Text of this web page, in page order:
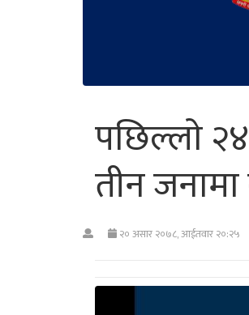
पछिल्लाे
तीन
२० असार २०७८, आईतवार २०:२५